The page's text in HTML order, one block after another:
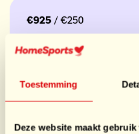
Toestemming
Deze website maakt
€925 / €250
Laatste
€100,00 door Sint